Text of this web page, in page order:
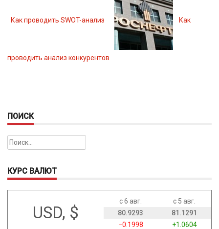
Как проводить SWOT-анализ Как
проводить анализ конкурентов
ПОИСК
Найти:
КУРС ВАЛЮТ
USD, $
с 6 авг.
с 5 авг.
80.9293
81.1291
−0.1998
+1.0604